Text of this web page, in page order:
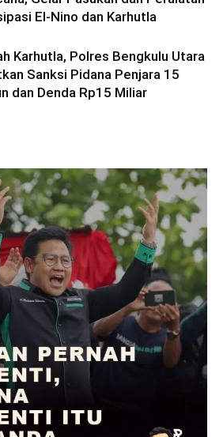
El-Nino dan Karhutla
Karhutla, Polres Bengkulu Utara
Sanksi Pidana Penjara 15
dan Denda Rp15 Miliar